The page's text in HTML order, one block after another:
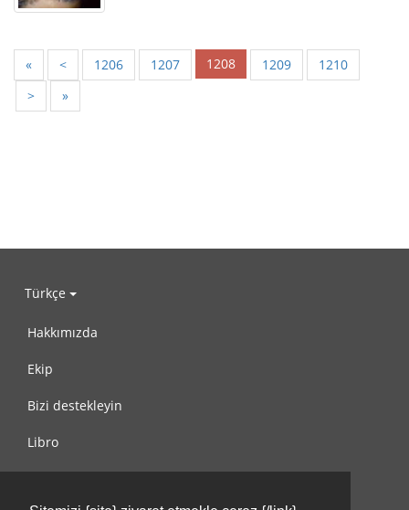
« < 1206 1207 1208 1209
1210
>
»
Türkçe
Hakkımızda
Ekip
Bizi destekleyin
Libro